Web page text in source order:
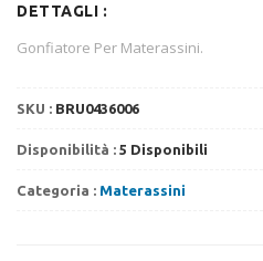
era:
€9.90.
€8.90.
DETTAGLI :
Gonfiatore Per Materassini.
SKU : BRU0436006
Disponibilità : 5 Disponibili
Categoria : Materassini